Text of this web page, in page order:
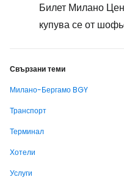
Билет Милано
купува се от
Свързани теми
Милано-Бергамо BGY
Транспорт
Терминал
Хотели
Услуги